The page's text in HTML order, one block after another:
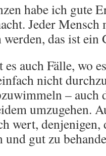
habe ich gute
Jeder
werden, das ist
auch Fälle, wo
nicht
– auch
umzugehen.
wert, denjenigen,
und gut zu